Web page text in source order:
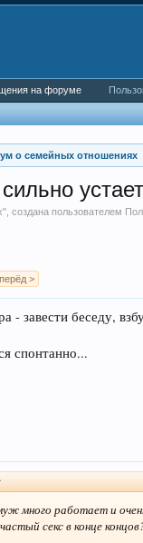
о семейных отношениях
", создана пользователем
>
- завести беседу,
спонтанно...
много работает и
секс в конце
на форуме